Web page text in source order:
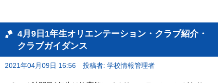
4月9日1年生オリエンテーション・クラブ紹介・
クラブガイダンス
2021年04月09日 16:56 投稿者: 学校情報管理者